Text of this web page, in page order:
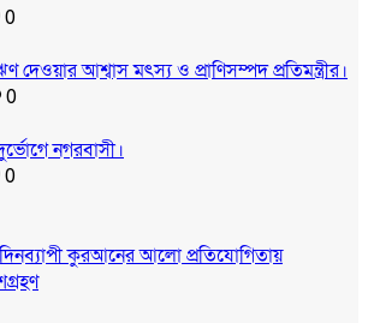
0
দেওয়ার আশ্বাস মৎস্য ও প্রাণিসম্পদ প্রতিমন্ত্রীর।
0
নগরবাসী।
0
কুরআনের আলো প্রতিযোগিতায়